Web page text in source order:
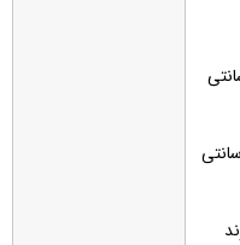
15 سانتی
عمق آتشگاه: 3 سانتی